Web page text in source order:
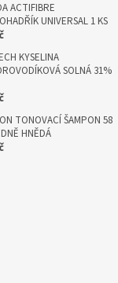
ACTIFIBRE
UNIVERSAL 1 KS
KYSELINA
SOLNÁ 31%
TONOVACÍ ŠAMPON 58
HNĚDÁ